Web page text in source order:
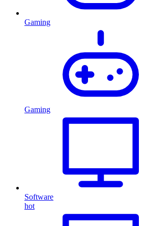
Gaming
Gaming
Software
hot